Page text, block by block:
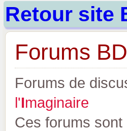
Retour site
Forums
Forums de
l'Imaginaire
Ces forums